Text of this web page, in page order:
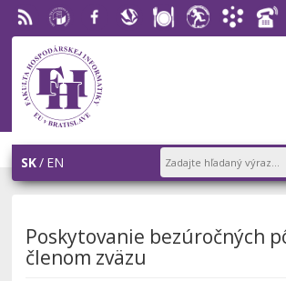
RSS EU v
Bratislave
FacebookSlovenskáStravovanie
Študentský
SK EN
Poskytovanie bezúročných
členom zväzu